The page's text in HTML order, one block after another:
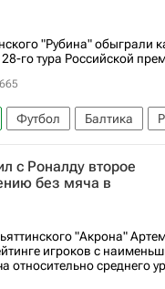
"Рубина" обыграли
28-го тура Российской
Футбол Балтика
России по
с Роналду второе
без мяча в
"Акрона"
игроков с
относительно среднего